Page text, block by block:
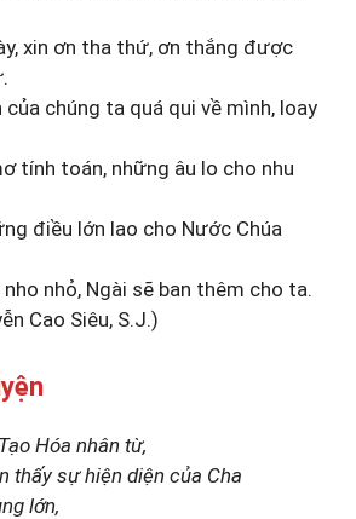
xin ơn tha thứ, ơn thắng được
của chúng ta quá qui về mình, loay
tính toán, những âu lo cho nhu
điều lớn lao cho Nước Chúa
nhỏ, Ngài sẽ ban thêm cho ta.
Cao Siêu, S.J.)
Hóa nhân từ,
thấy sự hiện diện của Cha
lớn,